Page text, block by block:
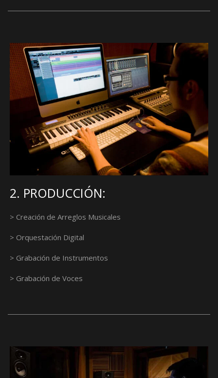
2. PRODUCCIÓN:
> Creación de Arreglos Musicales
> Orquestación Digital
> Grabación de Instrumentos
> Grabación de Voces